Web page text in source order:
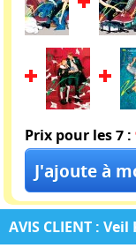
Prix pour les 7 :
AVIS CLIENT :